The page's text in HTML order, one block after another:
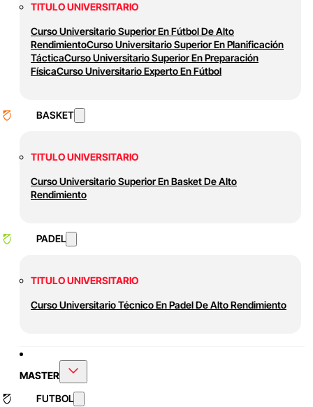
TITULO UNIVERSITARIO
Curso Universitario Superior En Fútbol De Alto
RendimientoCurso Universitario Superior En Planificación
TácticaCurso Universitario Superior En Preparación
FísicaCurso Universitario Experto En Fútbol
BASKET
TITULO UNIVERSITARIO
Curso Universitario Superior En Basket De Alto
Rendimiento
PADEL
TITULO UNIVERSITARIO
Curso Universitario Técnico En Padel De Alto Rendimiento
MASTER
FUTBOL